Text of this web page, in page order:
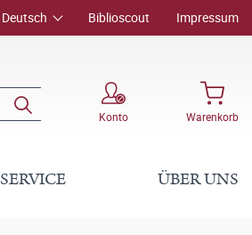
Deutsch Biblioscout Impressum
Konto Warenkorb
SERVICE ÜBER UNS